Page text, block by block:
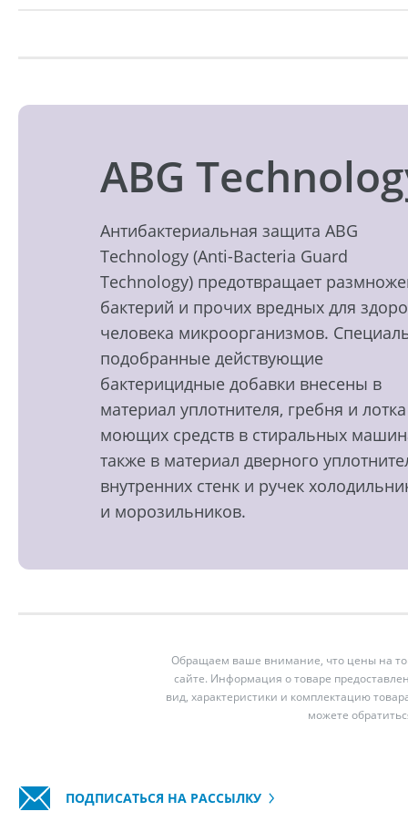
ABG
Антибактериальная защита ABG
Technology (Anti-Bacteria Guard
Technology) предотвращает
бактерий и прочих вредных для
человека микроорганизмов.
подобранные действующие
бактерицидные добавки внесены в
материал уплотнителя, гребня и
моющих средств в стиральных
также в материал дверного
внутренних стенк и ручек
и морозильников.
Обращаем ваше внимание, что цены на
сайте. Информация о товаре
вид, характеристики и комплектацию
можете
ПОДПИСАТЬСЯ НА РАССЫЛКУ